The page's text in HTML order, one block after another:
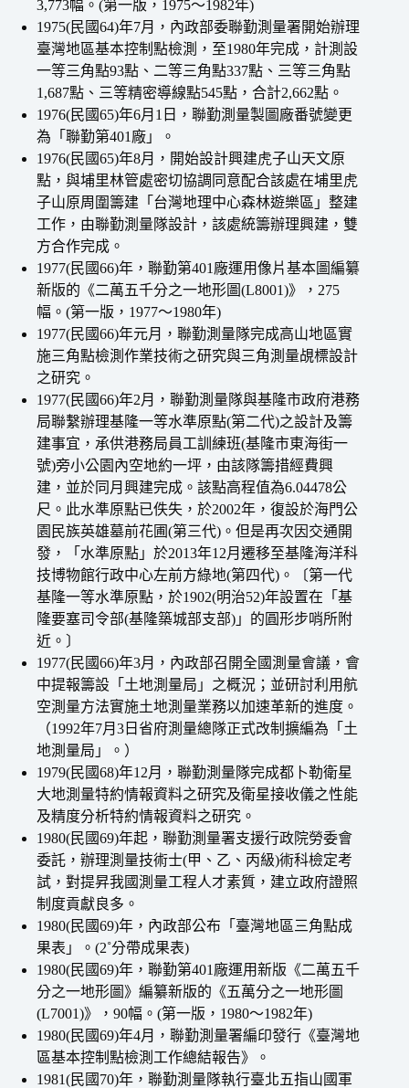
3,773幅。(第一版，1975～1982年)
1975(民國64)年7月，內政部委聯勤測量署開始辦理
臺灣地區基本控制點檢測，至1980年完成，計測設
一等三角點93點、二等三角點337點、三等三角點
1,687點、三等精密導線點545點，合計2,662點。
1976(民國65)年6月1日，聯勤測量製圖廠番號變更
為「聯勤第401廠」。
1976(民國65)年8月，開始設計興建虎子山天文原
點，與埔里林管處密切協調同意配合該處在埔里虎
子山原周圍籌建「台灣地理中心森林遊樂區」整建
工作，由聯勤測量隊設計，該處統籌辦理興建，雙
方合作完成。
1977(民國66)年，聯勤第401廠運用像片基本圖編纂
新版的《二萬五千分之一地形圖(L8001)》，275
幅。(第一版，1977～1980年)
1977(民國66)年元月，聯勤測量隊完成高山地區實
施三角點檢測作業技術之研究與三角測量覘標設計
之研究。
1977(民國66)年2月，聯勤測量隊與基隆市政府港務
局聯繫辦理基隆一等水準原點(第二代)之設計及籌
建事宜，承供港務局員工訓練班(基隆市東海街一
號)旁小公園內空地約一坪，由該隊籌措經費興
建，並於同月興建完成。該點高程值為6.04478公
尺。此水準原點已佚失，於2002年，復設於海門公
園民族英雄墓前花圃(第三代)。但是再次因交通開
發，「水準原點」於2013年12月遷移至基隆海洋科
技博物館行政中心左前方綠地(第四代)。〔第一代
基隆一等水準原點，於1902(明治52)年設置在「基
隆要塞司令部(基隆築城部支部)」的圓形步哨所附
近。〕
1977(民國66)年3月，內政部召開全國測量會議，會
中提報籌設「土地測量局」之概況；並研討利用航
空測量方法實施土地測量業務以加速革新的進度。
（1992年7月3日省府測量總隊正式改制擴編為「土
地測量局」。）
1979(民國68)年12月，聯勤測量隊完成都卜勒衛星
大地測量特約情報資料之研究及衛星接收儀之性能
及精度分析特約情報資料之研究。
1980(民國69)年起，聯勤測量署支援行政院勞委會
委託，辦理測量技術士(甲、乙、丙級)術科檢定考
試，對提昇我國測量工程人才素質，建立政府證照
制度貢獻良多。
1980(民國69)年，內政部公布「臺灣地區三角點成
果表」。(2˚分帶成果表)
1980(民國69)年，聯勤第401廠運用新版《二萬五千
分之一地形圖》編纂新版的《五萬分之一地形圖
(L7001)》，90幅。(第一版，1980～1982年)
1980(民國69)年4月，聯勤測量署編印發行《臺灣地
區基本控制點檢測工作總結報告》。
1981(民國70)年，聯勤測量隊執行臺北五指山國軍